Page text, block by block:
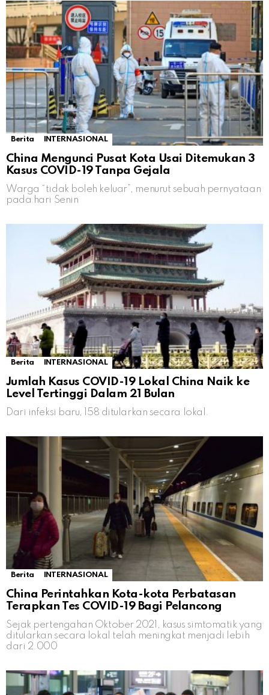
Berita INTERNASIONAL
China Mengunci Pusat Kota Usai Ditemukan 3
Kasus COVID-19 Tanpa Gejala
Warga “tidak boleh keluar”, menurut sebuah pernyataan
pada hari Senin
Berita INTERNASIONAL
Jumlah Kasus COVID-19 Lokal China Naik ke
Level Tertinggi Dalam 21 Bulan
Dari infeksi baru, 158 ditularkan secara lokal.
Berita INTERNASIONAL
China Perintahkan Kota-kota Perbatasan
Terapkan Tes COVID-19 Bagi Pelancong
Sejak pertengahan Oktober 2021, kasus simtomatik yang
ditularkan secara lokal telah meningkat menjadi lebih
dari 2.000